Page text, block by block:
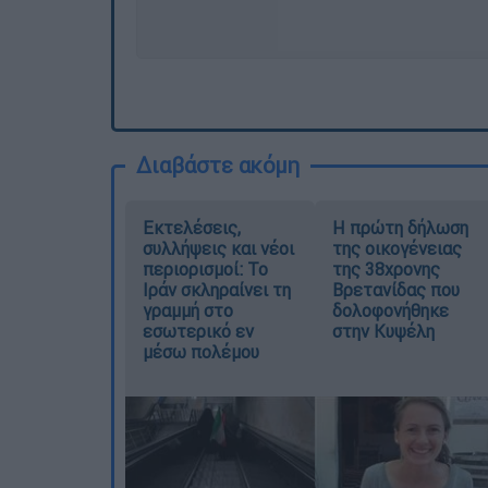
Διαβάστε ακόμη
Εκτελέσεις,
συλλήψεις και νέοι
περιορισμοί: Το
Ιράν σκληραίνει τη
γραμμή στο
εσωτερικό εν
μέσω πολέμου
Η πρώτη δήλωση
της οικογένειας
της 38χρονης
Βρετανίδας που
δολοφονήθηκε
στην Κυψέλη